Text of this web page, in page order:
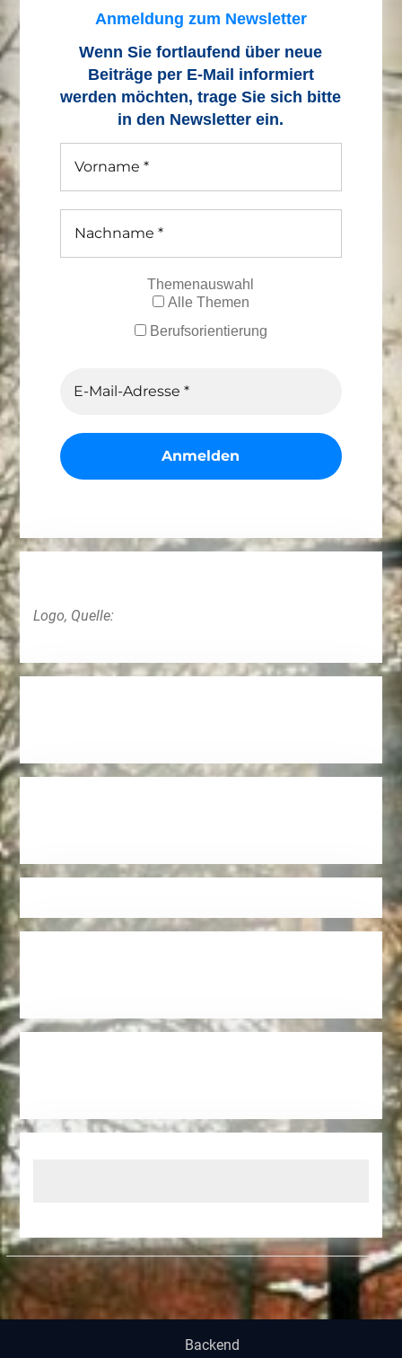
Anmeldung zum Newsletter
Wenn Sie fortlaufend über neue
Beiträge per E-Mail informiert
werden möchten, trage Sie sich bitte
in den Newsletter ein.
Themenauswahl
Alle Themen
Berufsorientierung
Logo, Quelle:
Backend